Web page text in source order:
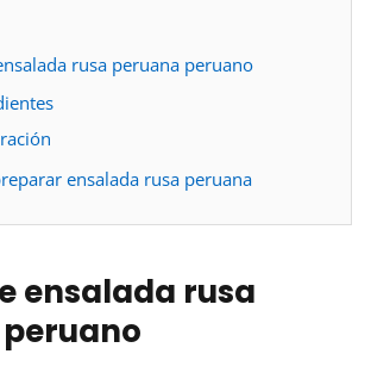
rusa peruana peruano
ensalada rusa peruana
ensalada rusa